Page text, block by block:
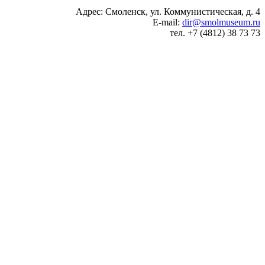
Адрес: Смоленск, ул. Коммунистическая, д. 4
E-mail: dir@smolmuseum.ru
тел. +7 (4812) 38 73 73